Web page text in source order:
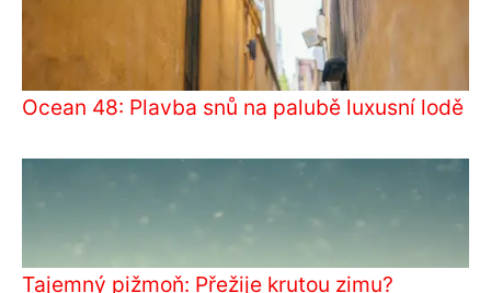
Ocean 48: Plavba snů na palubě luxusní lodě
Tajemný pižmoň: Přežije krutou zimu?